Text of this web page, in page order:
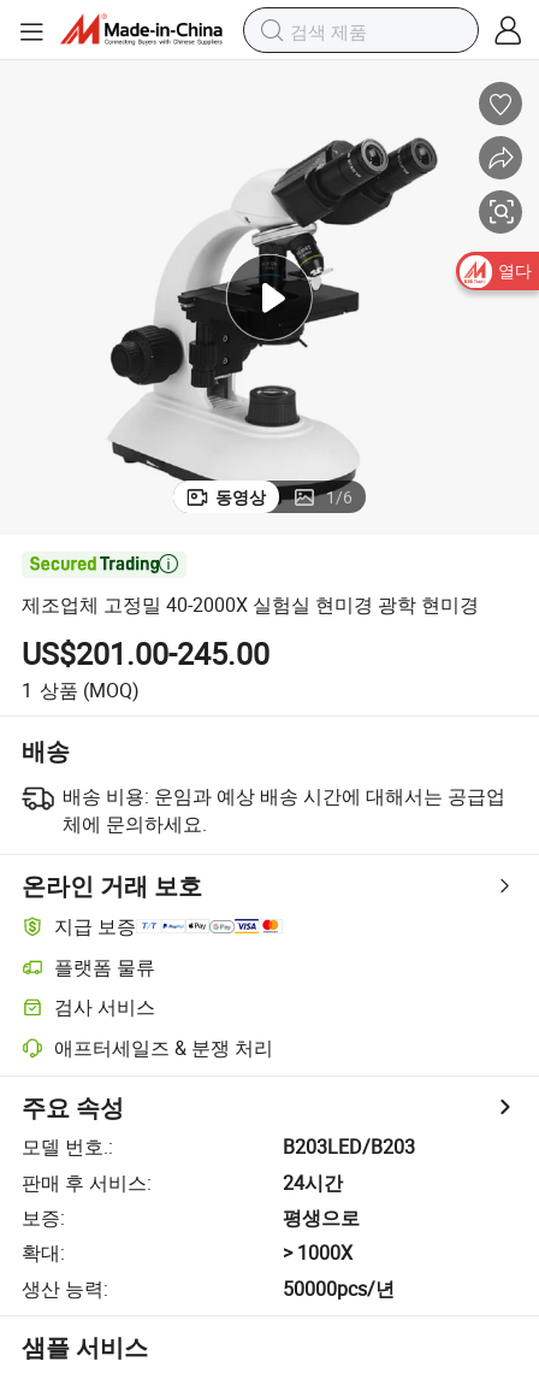
동영상 1/6

제조업체 고정밀 40-2000X 실험실 현미경 광학 현미경
US$201.00-245.00
1 상품 (MOQ)
배송
배송 비용: 운임과 예상 배송 시간에 대해서는 공급업
체에 문의하세요.
온라인 거래 보호
지급 보증
플랫폼 물류
검사 서비스
애프터세일즈 & 분쟁 처리
주요 속성
모델 번호.:
B203LED/B203
판매 후 서비스:
24시간
보증:
평생으로
확대:
> 1000X
생산 능력: 50000pcs/년
샘플 서비스
열다